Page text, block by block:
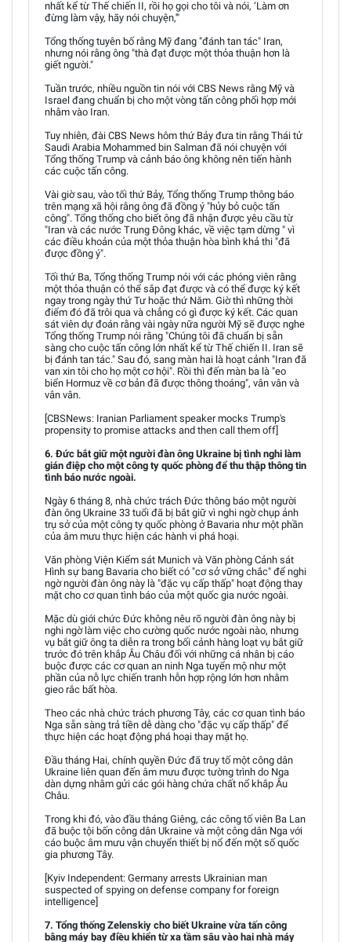
nhất kể từ Thế chiến II, rồi họ gọi cho tôi và nói, ‘Làm ơn
đừng làm vậy, hãy nói chuyện,'"
Tổng thống tuyên bố rằng Mỹ đang "đánh tan tác" Iran,
nhưng nói rằng ông "thà đạt được một thỏa thuận hơn là
giết người."
Tuần trước, nhiều nguồn tin nói với CBS News rằng Mỹ và
Israel đang chuẩn bị cho một vòng tấn công phối hợp mới
nhằm vào Iran.
Tuy nhiên, đài CBS News hôm thứ Bảy đưa tin rằng Thái tử
Saudi Arabia Mohammed bin Salman đã nói chuyện với
Tổng thống Trump và cảnh báo ông không nên tiến hành
các cuộc tấn công.
Vài giờ sau, vào tối thứ Bảy, Tổng thống Trump thông báo
trên mạng xã hội rằng ông đã đồng ý "hủy bỏ cuộc tấn
công". Tổng thống cho biết ông đã nhận được yêu cầu từ
"Iran và các nước Trung Đông khác, về việc tạm dừng " vì
các điều khoản của một thỏa thuận hòa bình khả thi "đã
được đồng ý".
Tối thứ Ba, Tổng thống Trump nói với các phóng viên rằng
một thỏa thuận có thể sắp đạt được và có thể được ký kết
ngay trong ngày thứ Tư hoặc thứ Năm. Giờ thì những thời
điểm đó đã trôi qua và chẳng có gì được ký kết. Các quan
sát viên dự đoán rằng vài ngày nữa người Mỹ sẽ được nghe
Tổng thống Trump nói rằng "Chúng tôi đã chuẩn bị sẵn
sàng cho cuộc tấn công lớn nhất kể từ Thế chiến II. Iran sẽ
bị đánh tan tác." Sau đó, sang màn hai là hoạt cảnh "Iran đã
van xin tôi cho họ một cơ hội". Rồi thì đến màn ba là "eo
biển Hormuz về cơ bản đã được thông thoáng", vân vân và
vân vân.
[CBSNews: Iranian Parliament speaker mocks Trump's
propensity to promise attacks and then call them off]
6. Đức bắt giữ một người đàn ông Ukraine bị tình nghi làm
gián điệp cho một công ty quốc phòng để thu thập thông tin
tình báo nước ngoài.
Ngày 6 tháng 8, nhà chức trách Đức thông báo một người
đàn ông Ukraine 33 tuổi đã bị bắt giữ vì nghi ngờ chụp ảnh
trụ sở của một công ty quốc phòng ở Bavaria như một phần
của âm mưu thực hiện các hành vi phá hoại.
Văn phòng Viện Kiểm sát Munich và Văn phòng Cảnh sát
Hình sự bang Bavaria cho biết có "cơ sở vững chắc" để nghi
ngờ người đàn ông này là "đặc vụ cấp thấp" hoạt động thay
mặt cho cơ quan tình báo của một quốc gia nước ngoài.
Mặc dù giới chức Đức không nêu rõ người đàn ông này bị
nghi ngờ làm việc cho cường quốc nước ngoài nào, nhưng
vụ bắt giữ ông ta diễn ra trong bối cảnh hàng loạt vụ bắt giữ
trước đó trên khắp Âu Châu đối với những cá nhân bị cáo
buộc được các cơ quan an ninh Nga tuyển mộ như một
phần của nỗ lực chiến tranh hỗn hợp rộng lớn hơn nhằm
gieo rắc bất hòa.
Theo các nhà chức trách phương Tây, các cơ quan tình báo
Nga sẵn sàng trả tiền dễ dàng cho "đặc vụ cấp thấp" để
thực hiện các hoạt động phá hoại thay mặt họ.
Đầu tháng Hai, chính quyền Đức đã truy tố một công dân
Ukraine liên quan đến âm mưu được tường trình do Nga
dàn dựng nhằm gửi các gói hàng chứa chất nổ khắp Âu
Châu.
Trong khi đó, vào đầu tháng Giêng, các công tố viên Ba Lan
đã buộc tội bốn công dân Ukraine và một công dân Nga với
cáo buộc âm mưu vận chuyển thiết bị nổ đến một số quốc
gia phương Tây.
[Kyiv Independent: Germany arrests Ukrainian man
suspected of spying on defense company for foreign
intelligence]
7. Tổng thống Zelenskiy cho biết Ukraine vừa tấn công
bằng máy bay điều khiển từ xa tầm sâu vào hai nhà máy